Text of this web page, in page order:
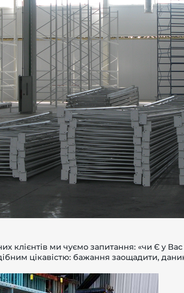
клієнтів ми чуємо запитання: «чи Є у Вас
цікавістю: бажання заощадити,